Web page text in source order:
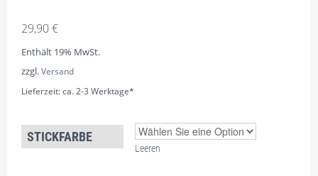
29,90€
Enthält 19% MwSt.
zzgl.Versand
Lieferzeit: ca. 2-3 Werktage*
STICKFARBE
Leeren